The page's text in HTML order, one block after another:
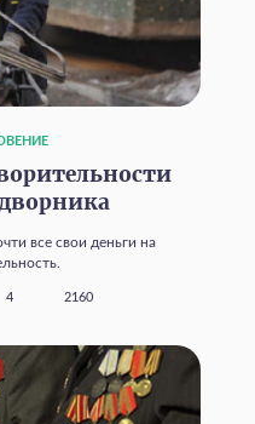
все свои деньги на
4 2160